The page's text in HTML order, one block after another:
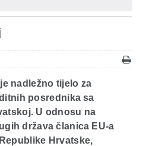
nadležno tijelo za
posrednika sa
U odnosu na
država članica EU-a
Hrvatske,